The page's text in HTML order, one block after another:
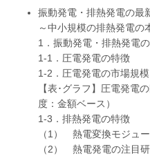
振動発電・排熱発電の最
～中小規模の排熱発電の
1．振動発電・排熱発電
1-1．圧電発電の特徴
1-2．圧電発電の市場規模
【表･グラフ】圧電発電
度：金額ベース）
1-3．排熱発電の特徴
（1） 熱電変換モジュ
（2） 熱電発電の注目